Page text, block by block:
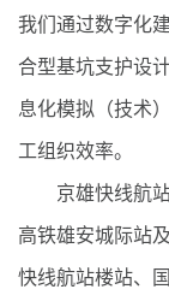
我们通过数字化
合型基坑支护设
息化模拟（技术
工组织效率。
京雄快线航站
高铁雄安城际站
快线航站楼站、